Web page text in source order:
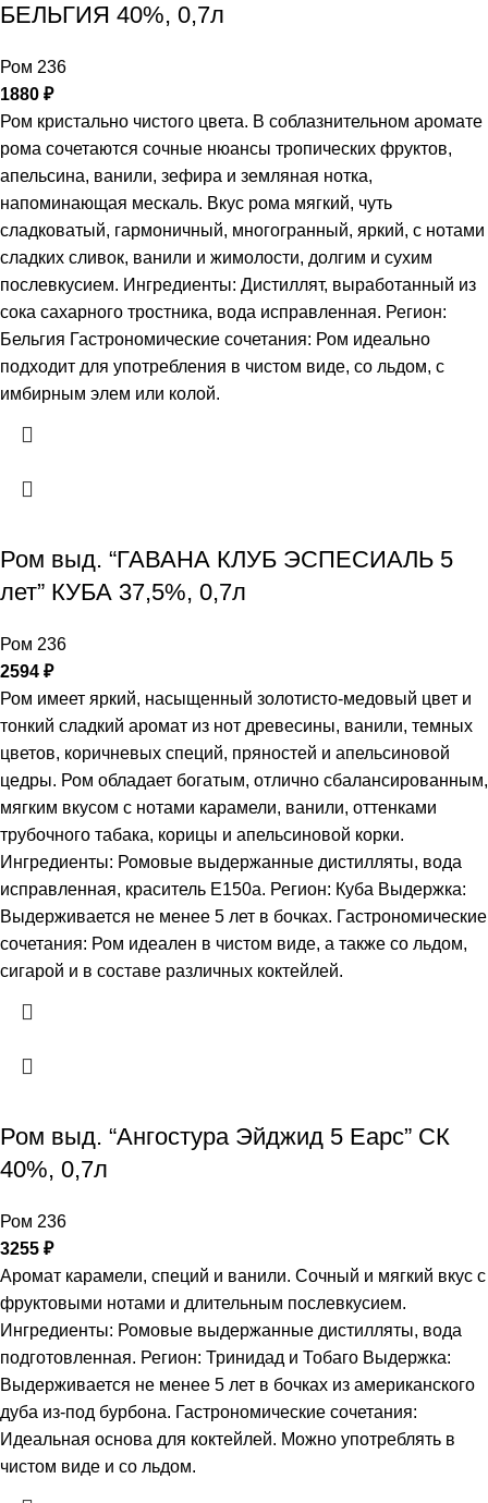
БЕЛЬГИЯ 40%, 0,7л
Ром 236
1880 ₽
Ром кристально чистого цвета. В соблазнительном аромате
рома сочетаются сочные нюансы тропических фруктов,
апельсина, ванили, зефира и земляная нотка,
напоминающая мескаль. Вкус рома мягкий, чуть
сладковатый, гармоничный, многогранный, яркий, с нотами
сладких сливок, ванили и жимолости, долгим и сухим
послевкусием. Ингредиенты: Дистиллят, выработанный из
сока сахарного тростника, вода исправленная. Регион:
Бельгия Гастрономические сочетания: Ром идеально
подходит для употребления в чистом виде, со льдом, с
имбирным элем или колой.
Ром выд. “ГАВАНА КЛУБ ЭСПЕСИАЛЬ 5
лет” КУБА 37,5%, 0,7л
Ром 236
2594 ₽
Ром имеет яркий, насыщенный золотисто-медовый цвет и
тонкий сладкий аромат из нот древесины, ванили, темных
цветов, коричневых специй, пряностей и апельсиновой
цедры. Ром обладает богатым, отлично сбалансированным,
мягким вкусом с нотами карамели, ванили, оттенками
трубочного табака, корицы и апельсиновой корки.
Ингредиенты: Ромовые выдержанные дистилляты, вода
исправленная, краситель Е150а. Регион: Куба Выдержка:
Выдерживается не менее 5 лет в бочках. Гастрономические
сочетания: Ром идеален в чистом виде, а также со льдом,
сигарой и в составе различных коктейлей.
Ром выд. “Ангостура Эйджид 5 Еарс” СК
40%, 0,7л
Ром 236
3255 ₽
Аромат карамели, специй и ванили. Сочный и мягкий вкус с
фруктовыми нотами и длительным послевкусием.
Ингредиенты: Ромовые выдержанные дистилляты, вода
подготовленная. Регион: Тринидад и Тобаго Выдержка:
Выдерживается не менее 5 лет в бочках из американского
дуба из-под бурбона. Гастрономические сочетания:
Идеальная основа для коктейлей. Можно употреблять в
чистом виде и со льдом.